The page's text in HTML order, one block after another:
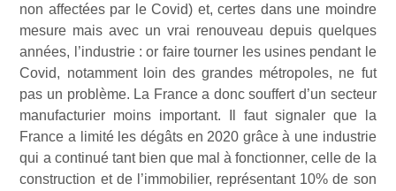
non affectées par le Covid) et, certes dans une moindre
mesure mais avec un vrai renouveau depuis quelques
années, l’industrie : or faire tourner les usines pendant le
Covid, notamment loin des grandes métropoles, ne fut
pas un problème. La France a donc souffert d’un secteur
manufacturier moins important. Il faut signaler que la
France a limité les dégâts en 2020 grâce à une industrie
qui a continué tant bien que mal à fonctionner, celle de la
construction et de l’immobilier, représentant 10% de son